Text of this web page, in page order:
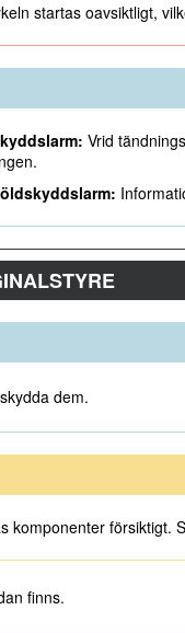
startas oavsiktligt,
Vrid
dem.
komponenter försiktigt.
finns.